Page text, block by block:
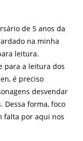
de 5 anos da
na minha
leitura.
para a leitura dos
é preciso
desvendar
Dessa forma, foco
falta por aqui nos